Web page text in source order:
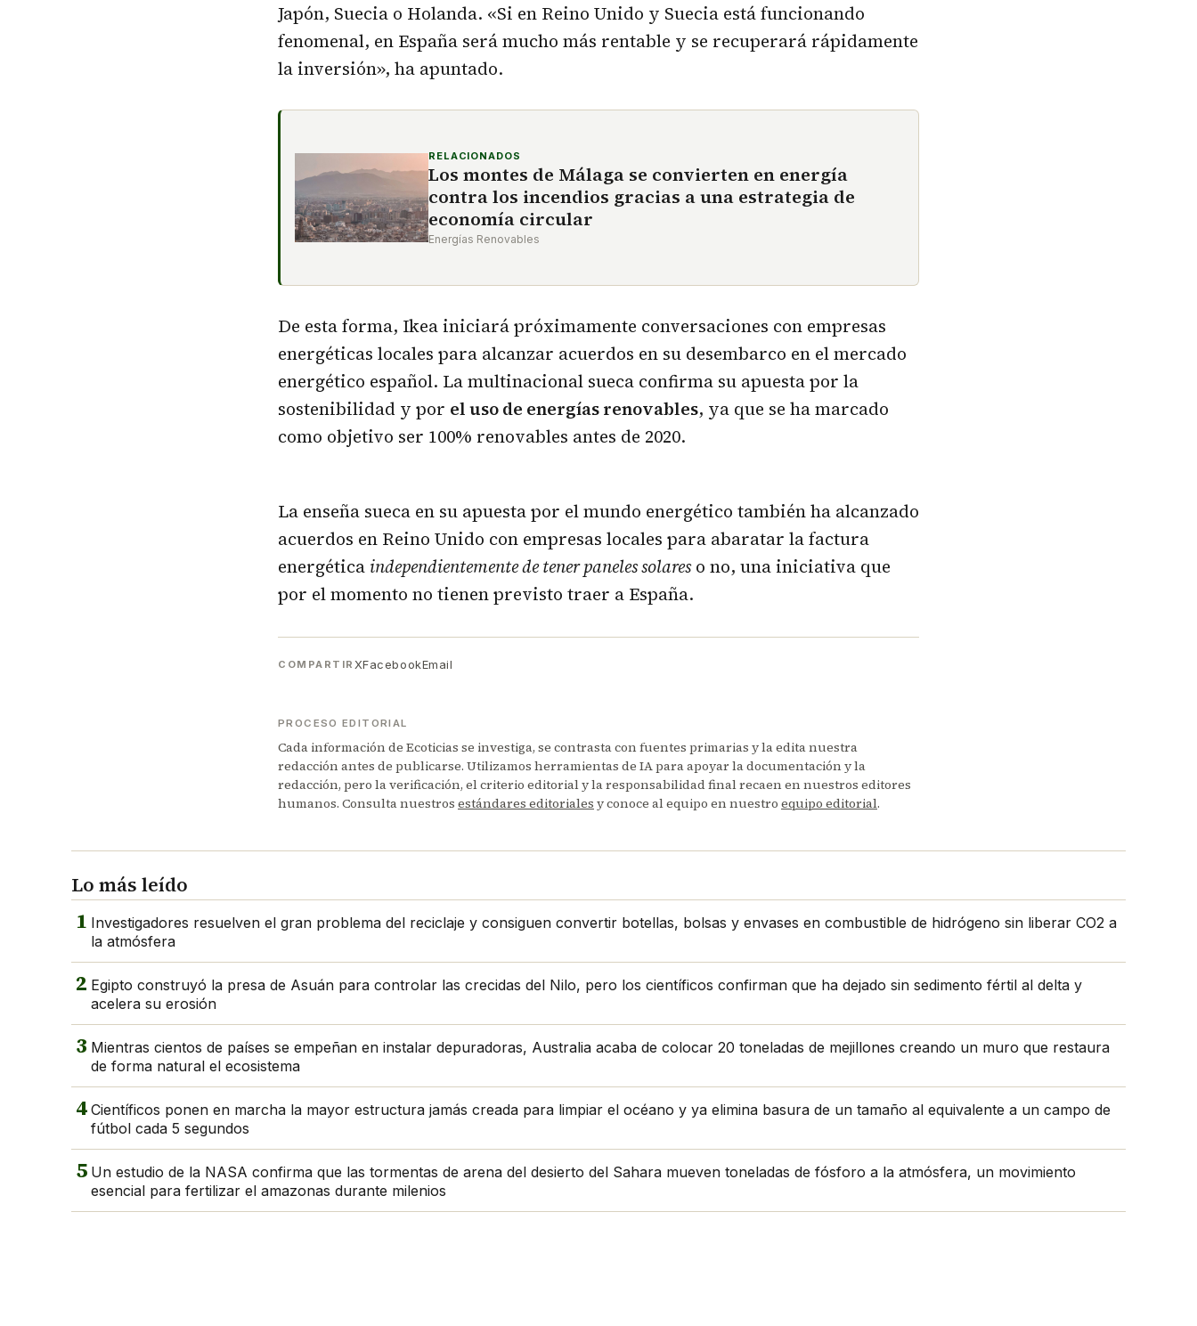
Japón, Suecia o Holanda. «Si en Reino Unido y Suecia está funcionando
fenomenal, en España será mucho más rentable y se recuperará rápidamente
la inversión», ha apuntado.
RELACIONADOS
Los montes de Málaga se convierten en energía
contra los incendios gracias a una estrategia de
economía circular
Energías Renovables
De esta forma, Ikea iniciará próximamente conversaciones con empresas
energéticas locales para alcanzar acuerdos en su desembarco en el mercado
energético español. La multinacional sueca confirma su apuesta por la
sostenibilidad y por el uso de energías renovables, ya que se ha marcado
como objetivo ser 100% renovables antes de 2020.
La enseña sueca en su apuesta por el mundo energético también ha alcanzado
acuerdos en Reino Unido con empresas locales para abaratar la factura
energética independientemente de tener paneles solareso no, una iniciativa que
por el momento no tienen previsto traer a España.
COMPARTIR XFacebookEmail
PROCESO EDITORIAL
Cada información de Ecoticias se investiga, se contrasta con fuentes primarias y la edita nuestra
redacción antes de publicarse. Utilizamos herramientas de IA para apoyar la documentación y la
redacción, pero la verificación, el criterio editorial y la responsabilidad final recaen en nuestros editores
humanos. Consulta nuestros estándares editoriales y conoce al equipo en nuestro equipo editorial.
Lo más leído
1 Investigadores resuelven el gran problema del reciclaje y consiguen convertir botellas, bolsas y envases en combustible de hidrógeno sin liberar CO2 a
la atmósfera
2 Egipto construyó la presa de Asuán para controlar las crecidas del Nilo, pero los científicos confirman que ha dejado sin sedimento fértil al delta y
acelera su erosión
3 Mientras cientos de países se empeñan en instalar depuradoras, Australia acaba de colocar 20 toneladas de mejillones creando un muro que restaura
de forma natural el ecosistema
4 Científicos ponen en marcha la mayor estructura jamás creada para limpiar el océano y ya elimina basura de un tamaño al equivalente a un campo de
fútbol cada 5 segundos
5 Un estudio de la NASA confirma que las tormentas de arena del desierto del Sahara mueven toneladas de fósforo a la atmósfera, un movimiento
esencial para fertilizar el amazonas durante milenios